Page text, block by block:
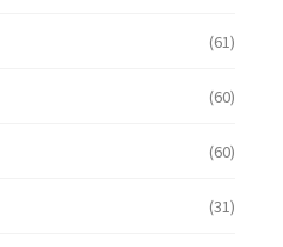
(61)
(60)
(60)
(31)